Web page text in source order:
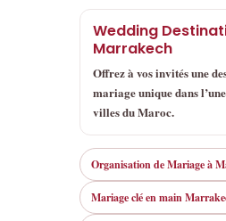
Wedding
Marrakech
Offrez à vos invités une
mariage unique dans
villes du Maroc.
Organisation de Mariage à
Mariage clé en main